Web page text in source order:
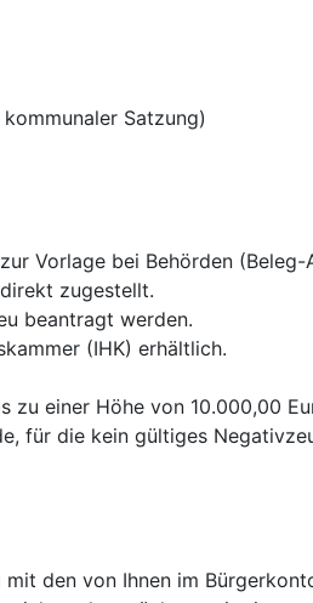
Satzung)
Vorlage bei Behörden (Beleg-
zugestellt.
beantragt werden.
(IHK) erhältlich.
zu einer Höhe von 10.000,00
für die kein gültiges
den von Ihnen im